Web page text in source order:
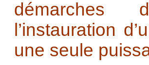
démarches
l’instauration
une seule